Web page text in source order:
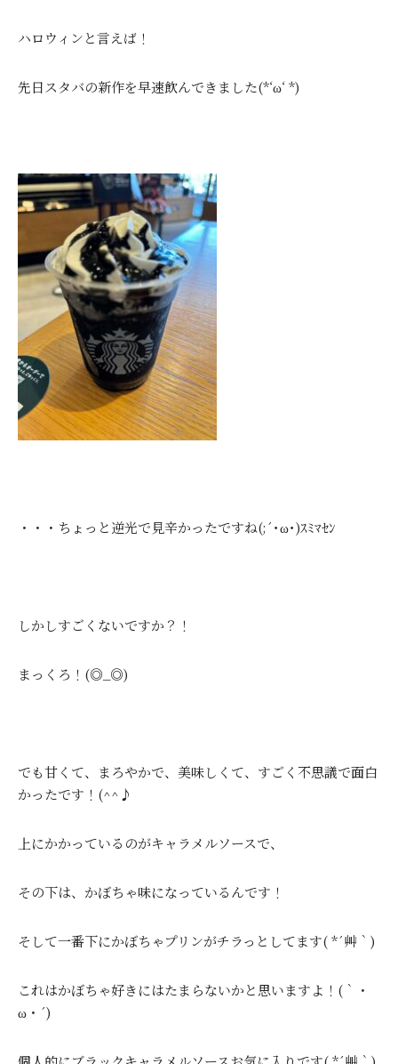
ハロウィンと言えば！
先日スタバの新作を早速飲んできました(*‘ω‘ *)
・・・ちょっと逆光で見辛かったですね(;´･ω･)ｽﾐﾏｾﾝ
しかしすごくないですか？！
まっくろ！(◎_◎)
でも甘くて、まろやかで、美味しくて、すごく不思議で面白
かったです！(^^♪
上にかかっているのがキャラメルソースで、
その下は、かぼちゃ味になっているんです！
そして一番下にかぼちゃプリンがチラっとしてます( *´艸｀)
これはかぼちゃ好きにはたまらないかと思いますよ！(｀・
ω・´)